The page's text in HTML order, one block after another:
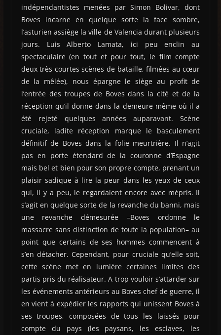
indépendantistes menées par Simon Bolivar, dont
Boves incarne en quelque sorte la face sombre,
l’asturien assiège la ville de Valencia durant plusieurs
jours. Luis Alberto Lamata, ici peu enclin au
spectaculaire (en tout et pour tout, le film compte
deux très courtes scènes de bataille, filmées au cœur
de la mêlée), nous épargne le siège au profit de
l’entrée des troupes de Boves dans la cité et de la
réception qu’il donne dans la demeure même où il a
été rejeté quelques années auparavant. Scène
cruciale, ladite réception marque le basculement
définitif de Boves dans la folie meurtrière. Il n’agit
pas en porte étendard de la couronne d’Espagne
mais bel et bien pour son propre compte, prenant un
plaisir sadique à lire la peur dans les yeux de ceux
qui, il y a peu, le regardaient encore avec mépris. Il
s’agit en quelque sorte de la revanche du banni, mais
une revanche démesurée –Boves ordonne le
massacre sans distinction de toute la population– au
point que certains de ses hommes commencent à
s’en détacher. Cependant, pour cruciale qu’elle soit,
cette scène met en lumière certaines limites des
partis pris du réalisateur. A trop vouloir s’attarder sur
les événements antérieurs au Boves chef de guerre, il
en vient à expédier les rapports qui unissent Boves à
ses troupes, composées de tous les laissés pour
compte du pays (les paysans, les esclaves, les